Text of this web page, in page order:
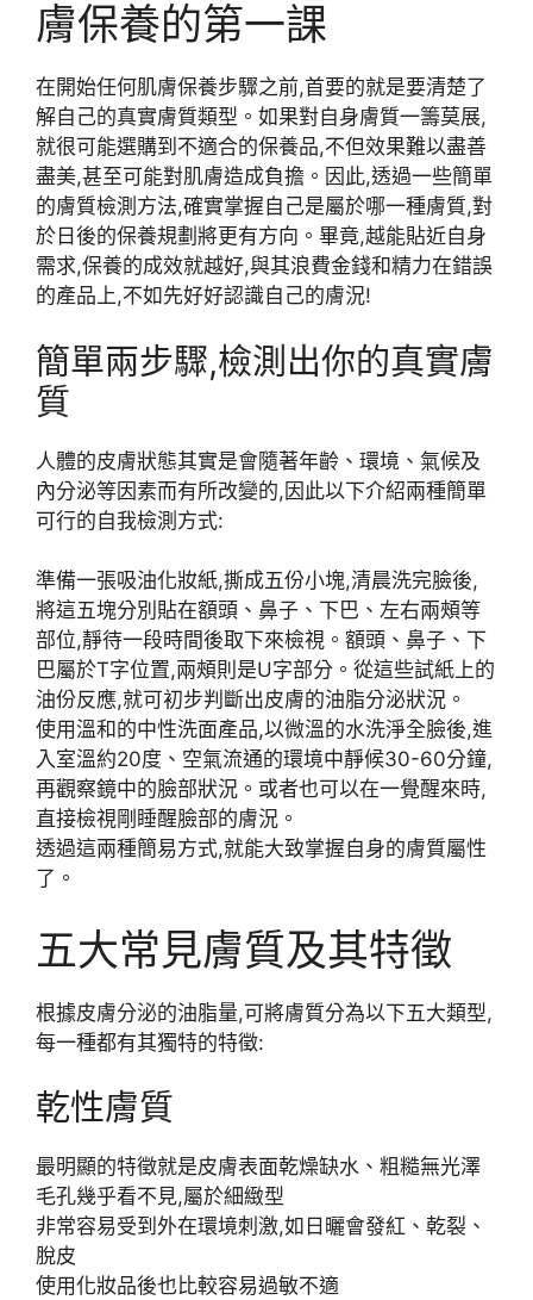
膚保養的第一課
在開始任何肌膚保養步驟之前,首要的就是要清楚了
解自己的真實膚質類型。如果對自身膚質一籌莫展,
就很可能選購到不適合的保養品,不但效果難以盡善
盡美,甚至可能對肌膚造成負擔。因此,透過一些簡單
的膚質檢測方法,確實掌握自己是屬於哪一種膚質,對
於日後的保養規劃將更有方向。畢竟,越能貼近自身
需求,保養的成效就越好,與其浪費金錢和精力在錯誤
的產品上,不如先好好認識自己的膚況!
簡單兩步驟,檢測出你的真實膚
質
人體的皮膚狀態其實是會隨著年齡、環境、氣候及
內分泌等因素而有所改變的,因此以下介紹兩種簡單
可行的自我檢測方式:
準備一張吸油化妝紙,撕成五份小塊,清晨洗完臉後,
將這五塊分別貼在額頭、鼻子、下巴、左右兩頰等
部位,靜待一段時間後取下來檢視。額頭、鼻子、下
巴屬於T字位置,兩頰則是U字部分。從這些試紙上的
油份反應,就可初步判斷出皮膚的油脂分泌狀況。
使用溫和的中性洗面產品,以微溫的水洗淨全臉後,進
入室溫約20度、空氣流通的環境中靜候30-60分鐘,
再觀察鏡中的臉部狀況。或者也可以在一覺醒來時,
直接檢視剛睡醒臉部的膚況。
透過這兩種簡易方式,就能大致掌握自身的膚質屬性
了。
五大常見膚質及其特徵
根據皮膚分泌的油脂量,可將膚質分為以下五大類型,
每一種都有其獨特的特徵:
乾性膚質
最明顯的特徵就是皮膚表面乾燥缺水、粗糙無光澤
毛孔幾乎看不見,屬於細緻型
非常容易受到外在環境刺激,如日曬會發紅、乾裂、
脫皮
使用化妝品後也比較容易過敏不適